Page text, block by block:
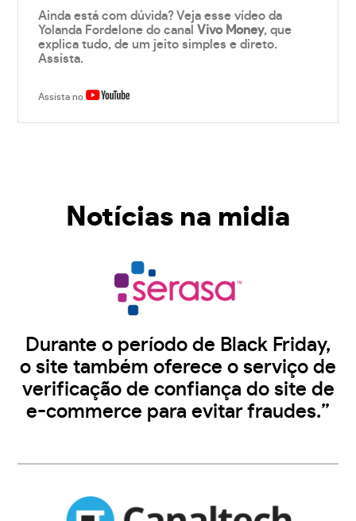
Ainda está com dúvida? Veja esse vídeo da
Yolanda Fordelone do canalVivo Money, que
explica tudo, de um jeito simples e direto.
Assista.
Assista no
Notícias na midia
Durante o período de Black Friday,
o site também oferece o serviço de
verificação de confiança do site de
e-commerce para evitar fraudes.”